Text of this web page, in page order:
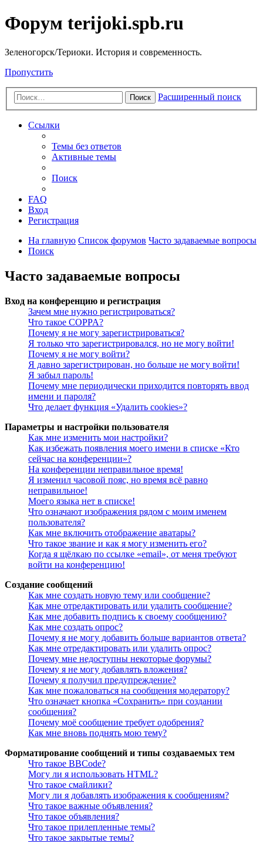
Форум terijoki.spb.ru
Зеленогорск/Териоки. История и современность.
Пропустить
Поиск Расширенный поиск
Ссылки
Темы без ответов
Активные темы
Поиск
FAQ
Вход
Регистрация
На главную Список форумов Часто задаваемые вопросы
Поиск
Часто задаваемые вопросы
Вход на конференцию и регистрация
Зачем мне нужно регистрироваться?
Что такое COPPA?
Почему я не могу зарегистрироваться?
Я только что зарегистрировался, но не могу войти!
Почему я не могу войти?
Я давно зарегистрирован, но больше не могу войти!
Я забыл пароль!
Почему мне периодически приходится повторять ввод
имени и пароля?
Что делает функция «Удалить cookies»?
Параметры и настройки пользователя
Как мне изменить мои настройки?
Как избежать появления моего имени в списке «Кто
сейчас на конференции»?
На конференции неправильное время!
Я изменил часовой пояс, но время всё равно
неправильное!
Моего языка нет в списке!
Что означают изображения рядом с моим именем
пользователя?
Как мне включить отображение аватары?
Что такое звание и как я могу изменить его?
Когда я щёлкаю по ссылке «email», от меня требуют
войти на конференцию!
Создание сообщений
Как мне создать новую тему или сообщение?
Как мне отредактировать или удалить сообщение?
Как мне добавить подпись к своему сообщению?
Как мне создать опрос?
Почему я не могу добавить больше вариантов ответа?
Как мне отредактировать или удалить опрос?
Почему мне недоступны некоторые форумы?
Почему я не могу добавлять вложения?
Почему я получил предупреждение?
Как мне пожаловаться на сообщения модератору?
Что означает кнопка «Сохранить» при создании
сообщения?
Почему моё сообщение требует одобрения?
Как мне вновь поднять мою тему?
Форматирование сообщений и типы создаваемых тем
Что такое BBCode?
Могу ли я использовать HTML?
Что такое смайлики?
Могу ли я добавлять изображения к сообщениям?
Что такое важные объявления?
Что такое объявления?
Что такое прилепленные темы?
Что такое закрытые темы?